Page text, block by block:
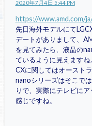
2020年7月4日 5:44 PM
https://www.amd.com/
先日海外モデルにて
デートがありまして、
を見てみたら、液晶の
ているように見えますね
CXに関してはオースト
nanoシリーズはそこで
りで、実際にテレビに
感じですね。